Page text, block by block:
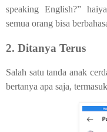
speaking English?”
semua orang bisa
2. Ditanya Terus
Salah satu tanda anak
bertanya apa saja,